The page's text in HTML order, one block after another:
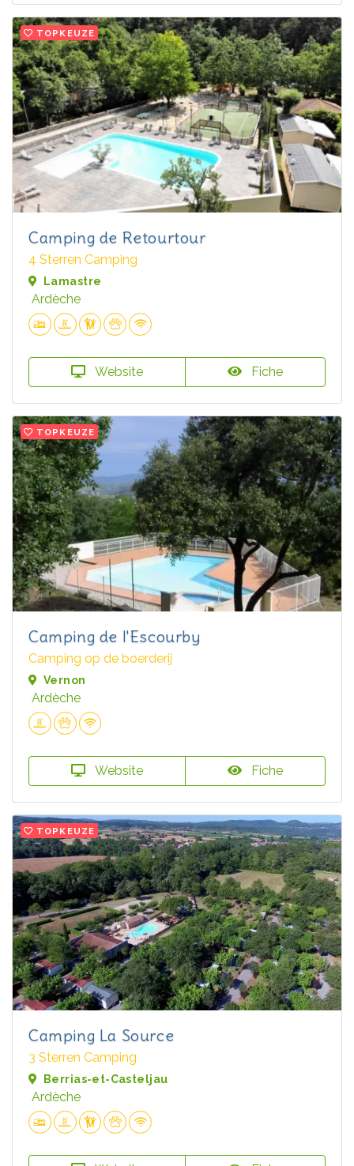
TOPKEUZE
Camping de Retourtour
4 Sterren Camping
Lamastre
Ardèche
Website Fiche
TOPKEUZE
Camping de l'Escourby
Camping op de boerderij
Vernon
Ardèche
Website Fiche
TOPKEUZE
Camping La Source
3 Sterren Camping
Berrias-et-Casteljau
Ardèche